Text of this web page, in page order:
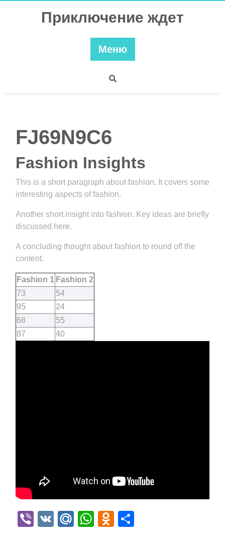
Приключение ждет
Меню
FJ69N9C6
Fashion Insights
This is a short paragraph about fashion. It covers some
interesting aspects of fashion.
Another short insight into fashion. Key ideas are briefly
discussed here.
A concluding thought about fashion to round off the
content.
Fashion 1 Fashion 2
73
54
95
24
68
55
87
40
Viber
VK Mail.Ru
WhatsApp
Odnoklassniki